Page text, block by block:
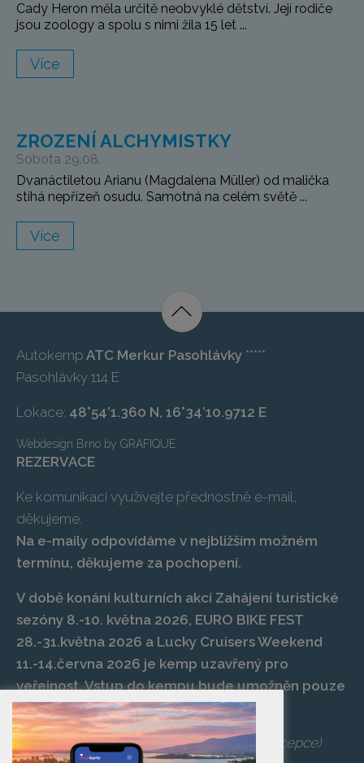
Cady Heron měla určitě neobvyklé dětství. Její rodiče
jsou zoology a spolu s nimi žila 15 let ...
Více
ZROZENÍ ALCHYMISTKY
Sobota 29.08.
Dvanáctiletou Arianu (Magdalena Müller) od malička
stíhá nepřízeň osudu. Samotná na celém světě ...
Více
Autokemp ATC Merkur Pasohlávky *****
Pasohlávky 114 E
Lokace: 48°54’1.360 N, 16°34’10.9712 E
Webdesign Brno by GRAFIQUE
REZERVACE
Ke komunikaci využívejte přednostně e-mail,
děkujeme.
Na e-maily odpovídáme v nejbližším možném
termínu, děkujeme za pochopení.
V době konání kulturních akcí Zahájení turistické
sezóny 8.-10. května 2026, EURO BIKE FEST
28.-31.května 2026 a Lucky Cruisers Weekend
11.-14.června 2026 je kemp uzavřený pro
veřejnost. Vstup do kempu bude umožněn pouze
po zaplacení vstupenky na danou akci.
Telefon:+420 519 427 714,539 029 266
(recepce)